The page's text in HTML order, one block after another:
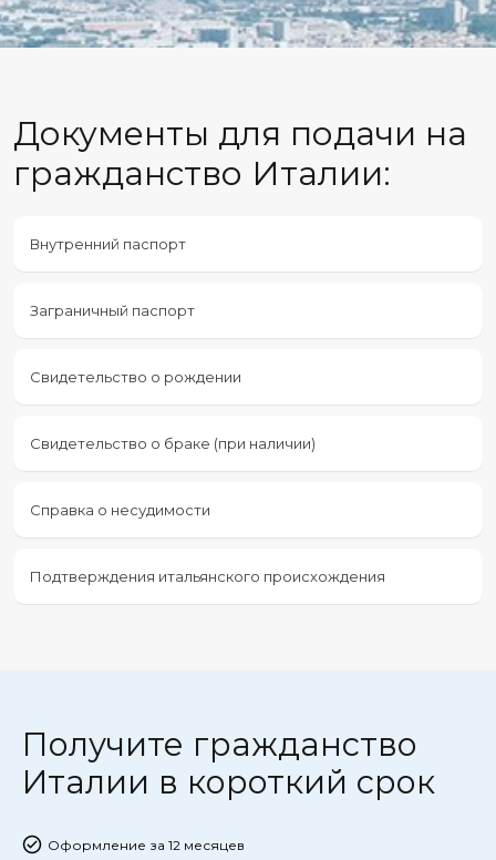
Документы для подачи на
гражданство Италии:
Внутренний паспорт
Заграничный паспорт
Свидетельство о рождении
Свидетельство о браке (при наличии)
Справка о несудимости
Подтверждения итальянского происхождения
Получите гражданство
Италии в короткий срок
Оформление за 12 месяцев